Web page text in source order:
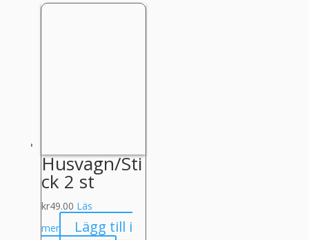
Husvagn/Sti
ck 2 st
kr49.00 Läs
mer
Lägg till i